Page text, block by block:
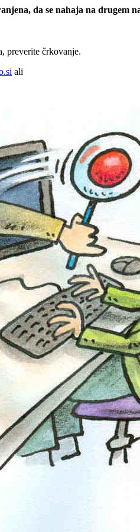
da se nahaja na drugem
preverite črkovanje.
ali